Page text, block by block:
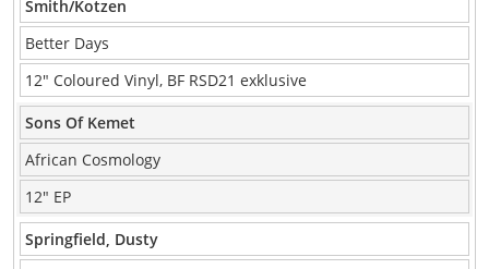
Smith/Kotzen
Better Days
12″ Coloured Vinyl, BF RSD21 exklusive
Sons Of Kemet
African Cosmology
12″ EP
Springfield, Dusty